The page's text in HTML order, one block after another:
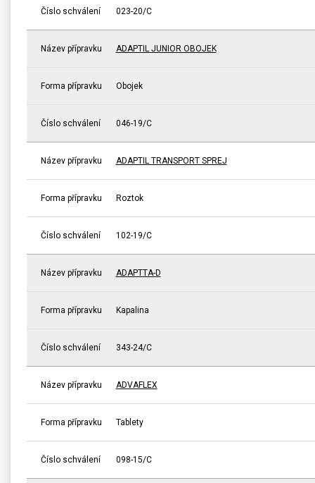
Číslo schválení 023-20/C
Název přípravku ADAPTIL JUNIOR OBOJEK
Forma přípravku Obojek
Číslo schválení 046-19/C
Název přípravku ADAPTIL TRANSPORT SPREJ
Forma přípravku Roztok
Číslo schválení 102-19/C
Název přípravku ADAPTTA-D
Forma přípravku Kapalina
Číslo schválení 343-24/C
Název přípravku ADVAFLEX
Forma přípravku Tablety
Číslo schválení 098-15/C